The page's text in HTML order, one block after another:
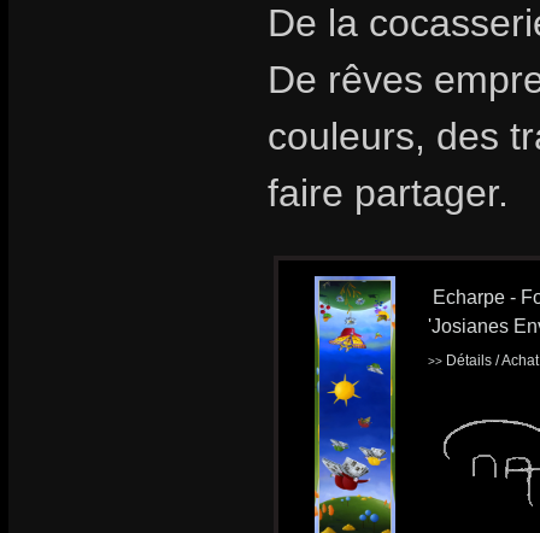
De la
De rêves
couleurs, des
faire partager.
Echarpe -
'Josianes
>> Détails /